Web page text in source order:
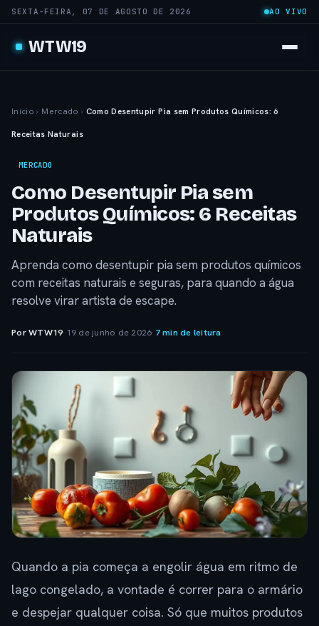
SEXTA-FEIRA, 07 DE AGOSTO DE 2026 AO VIVO
WTW19
Início › Mercado › Como Desentupir Pia sem Produtos Químicos: 6
Receitas Naturais
MERCADO
Como Desentupir Pia sem
Produtos Químicos: 6 Receitas
Naturais
Aprenda como desentupir pia sem produtos químicos
com receitas naturais e seguras, para quando a água
resolve virar artista de escape.
Por WTW19· 19 de junho de 2026· 7 min de leitura
Quando a pia começa a engolir água em ritmo de
lago congelado, a vontade é correr para o armário
e despejar qualquer coisa. Só que muitos produtos